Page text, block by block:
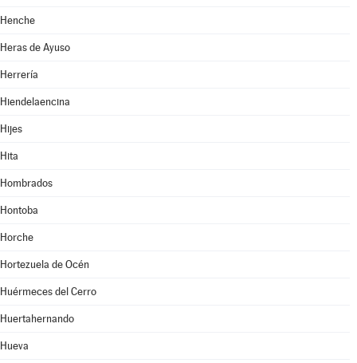
Henche
Heras de Ayuso
Herrería
Hiendelaencina
Hijes
Hita
Hombrados
Hontoba
Horche
Hortezuela de Océn
Huérmeces del Cerro
Huertahernando
Hueva